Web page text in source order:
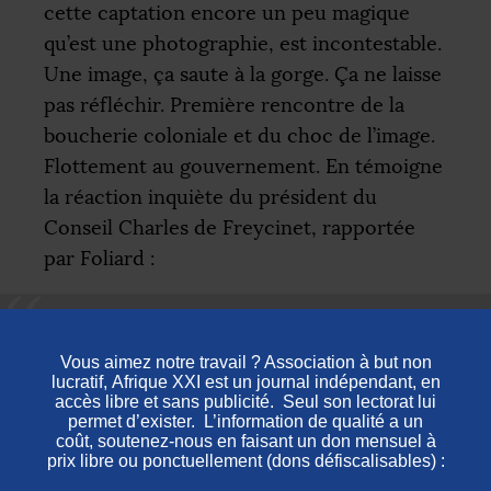
cette captation encore un peu magique
qu’est une photographie, est incontestable.
Une image, ça saute à la gorge. Ça ne laisse
pas réfléchir. Première rencontre de la
boucherie coloniale et du choc de l’image.
Flottement au gouvernement. En témoigne
la réaction inquiète du président du
Conseil Charles de Freycinet, rapportée
par Foliard :
télégramme est envoyé de Paris à Saint-Louis
du Sénégal pour tenter de comprendre
comment les images sont arrivées jusqu’à
L’Illustration. Rédigée à l’initiative du sous-
secrétariat aux colonies, une note de l’agence